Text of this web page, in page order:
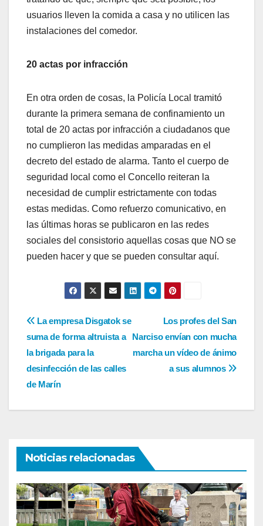
usuarios lleven la comida a casa y no utilicen las
instalaciones del comedor.
20 actas por infracción
En otra orden de cosas, la Policía Local tramitó
durante la primera semana de confinamiento un
total de 20 actas por infracción a ciudadanos que
no cumplieron las medidas amparadas en el
decreto del estado de alarma. Tanto el cuerpo de
seguridad local como el Concello reiteran la
necesidad de cumplir estrictamente con todas
estas medidas. Como refuerzo comunicativo, en
las últimas horas se publicaron en las redes
sociales del consistorio aquellas cosas que NO se
pueden hacer y que se pueden consultar aquí.
Navegación
de
entradas
Los profes del San
Narciso envían con mucha
marcha un vídeo de ánimo
a sus alumnos
La empresa Disgatok se
suma de forma altruista a
la brigada para la
desinfección de las calles
de Marín
Noticias relacionadas